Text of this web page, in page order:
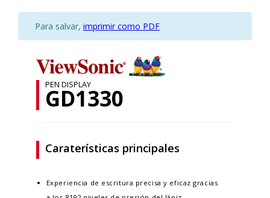
Para salvar, imprimir como PDF
PEN DISPLAY
GD1330
Caraterísticas principales
Experiencia de escritura precisa y eficaz gracias